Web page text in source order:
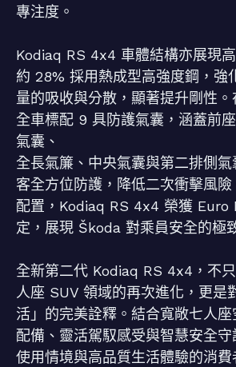
專注度。
Kodiaq RS 4x4 車體結構亦展現
約 28% 採用熱成型高強度鋼，強
量的吸收與分散，顯著提升剛性。
全車標配 9 具防護氣囊，涵蓋前
氣囊、
全長氣簾、中央氣囊與第二排側
客全方位防護，降低二次衝擊風
配置，Kodiaq RS 4x4 榮獲 Euro
定，展現 Škoda 對乘員安全的極
全新第二代 Kodiaq RS 4x4，不
人座 SUV 領域的再次進化，更是
活」的完美詮釋。結合寬敞七人
配備、靈活駕馭感受與智慧安全
使用情境與高品質生活體驗的消